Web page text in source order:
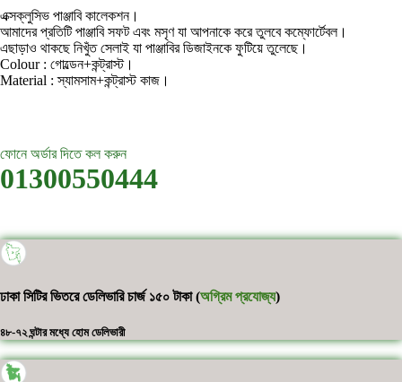
এক্সক্লুসিভ পাঞ্জাবি কালেকশন।
আমাদের প্রতিটি পাঞ্জাবি সফট এবং মসৃণ যা আপনাকে করে তুলবে কম্ফোর্টেবল।
এছাড়াও থাকছে নিখুঁত সেলাই যা পাঞ্জাবির ডিজাইনকে ফুটিয়ে তুলেছে।
Colour : গোল্ডেন+কন্ট্রাস্ট।
Material :স্যামসাম+কন্ট্রাস্ট কাজ।
ফোনে অর্ডার দিতে কল করুন
01300550444
ঢাকা সিটির ভিতরে ডেলিভারি চার্জ ১৫০ টাকা (অগ্রিম প্রযোজ্য)
৪৮-৭২ ঘন্টার মধ্যে হোম ডেলিভারী